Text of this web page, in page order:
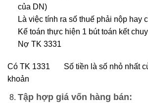
của DN)
Là việc tính ra số thuế phải nộp hay
Kế toán thực hiện 1 bút toán kết
Nợ TK 3331
Có TK 1331 Số tiền là số nhỏ nhất
khoản
Tập hợp giá vốn hàng bán: